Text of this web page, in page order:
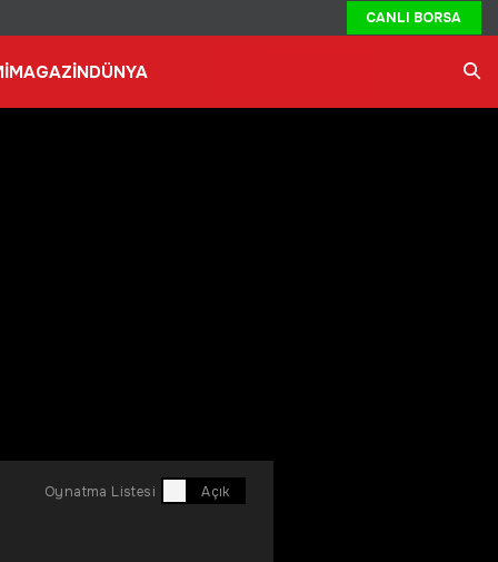
CANLI BORSA
MAGAZİNDÜNYA
Oynatma Listesi